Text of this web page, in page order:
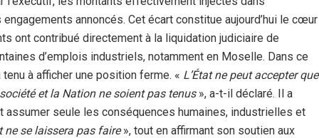
annoncés. Cet écart constitue aujourd’hui le cœur
ont contribué directement à la liquidation judiciaire de
d’emplois industriels, notamment en Moselle. Dans ce
à afficher une position ferme. « L’État ne peut accepter que
et la Nation ne soient pas tenus», a-t-il déclaré. Il a
assumer seule les conséquences humaines, industrielles et
ne se laissera pas faire», tout en affirmant son soutien aux